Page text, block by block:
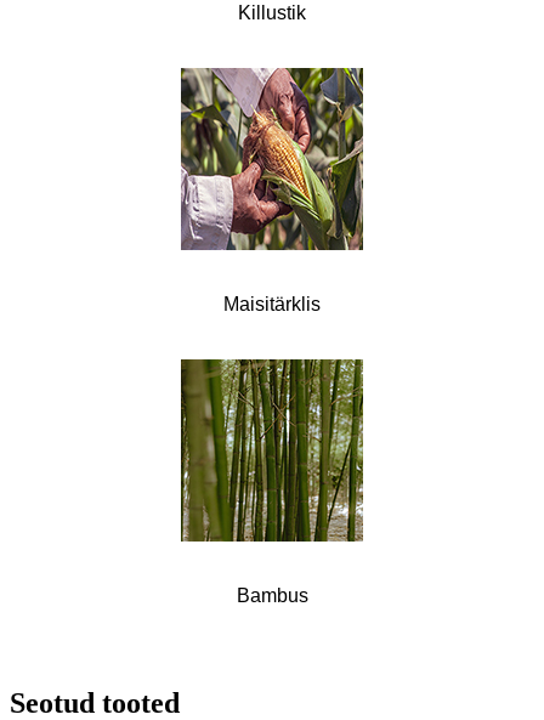
Killustik
Maisitärklis
Bambus
Seotud tooted